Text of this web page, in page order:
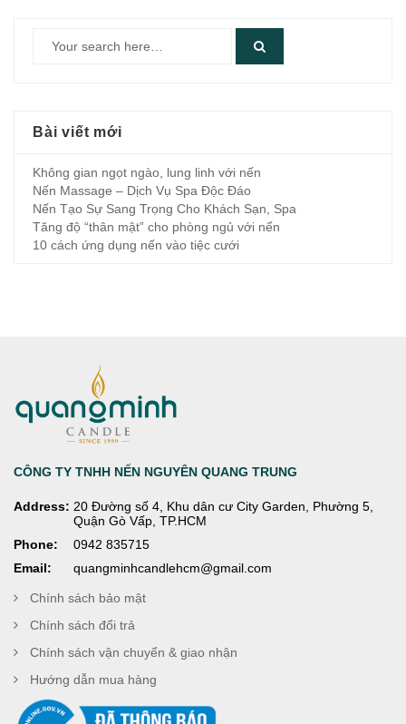
Bài viết mới
Không gian ngọt ngào, lung linh với nến
Nến Massage – Dịch Vụ Spa Độc Đáo
Nến Tạo Sự Sang Trọng Cho Khách Sạn, Spa
Tăng độ “thân mật” cho phòng ngủ với nến
10 cách ứng dụng nến vào tiệc cưới
CÔNG TY TNHH NẾN NGUYÊN QUANG TRUNG
Address: 20 Đường số 4, Khu dân cư City Garden, Phường 5,
Quận Gò Vấp, TP.HCM
Phone:
0942 835715
Email:
quangminhcandlehcm@gmail.com
Chính sách bảo mật
Chính sách đổi trả
Chính sách vận chuyển & giao nhận
Hướng dẫn mua hàng